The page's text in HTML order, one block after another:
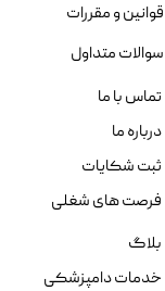
قوانین و مقررات
سوالات متداول
تماس با ما
درباره ما
ثبت شکایات
فرصت های شغلی
بلاگ
خدمات دامپزشکی